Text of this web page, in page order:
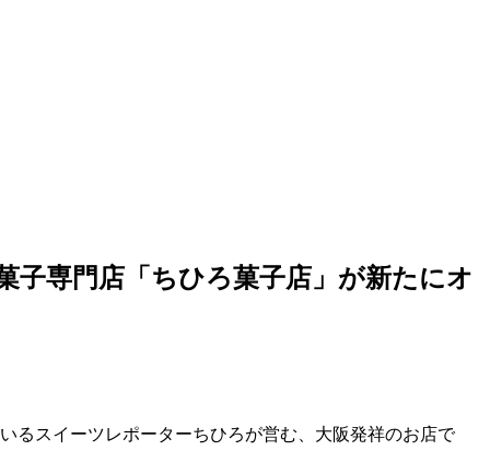
子専門店「ちひろ菓子店」が新たにオ
るスイーツレポーターちひろが営む、大阪発祥のお店で